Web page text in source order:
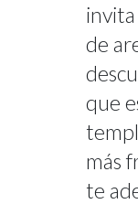
invita
de
que
más
te